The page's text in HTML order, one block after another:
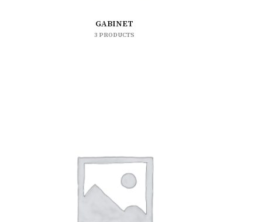
GABINET
3 PRODUCTS